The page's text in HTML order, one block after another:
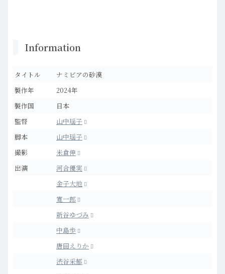
Information
タイトル
ナミビアの砂漠
製作年
2024年
製作国
日本
監督
山中瑶子
脚本
山中瑶子
撮影
米倉伸
出演
河合優実
金子大地
寛一郎
新谷ゆづみ
中島歩
唐田えりか
渋谷采郁